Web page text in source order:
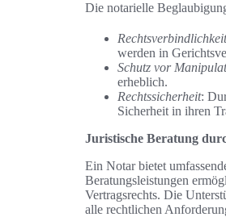
Die notarielle
Rechtsverbindlichkeit
werden in
Schutz vor
erheblich.
Rechtssicherheit:
Sicherheit in ihren
Juristische Beratung
Ein Notar bietet
Beratungsleistungen
Vertragsrechts. Die
alle rechtlichen